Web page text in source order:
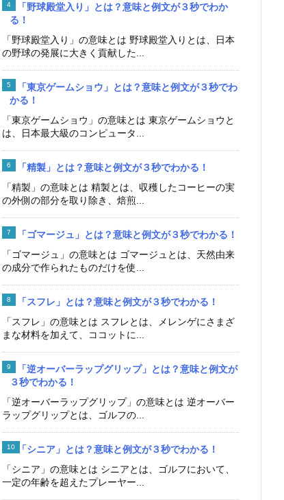
「野球殿堂入り」とは？意味と例文が３秒でわか
る！
「野球殿堂入り」の意味とは 野球殿堂入りとは、日本
の野球の発展に大きく貢献した...
「東京ゲームショウ」とは？意味と例文が３秒でわ
かる！
「東京ゲームショウ」の意味とは 東京ゲームショウと
は、日本最大級のコンピュータ...
「精製」とは？意味と例文が３秒でわかる！
「精製」の意味とは 精製とは、収穫したコーヒーの実
の外側の部分を取り除き、焙煎...
「ゴマージュ」とは？意味と例文が３秒でわかる！
「ゴマージュ」の意味とは ゴマージュとは、天然由来
の成分で作られたものだけを使...
「スフレ」とは？意味と例文が３秒でわかる！
「スフレ」の意味とは スフレとは、メレンゲにさまざ
まな材料を加えて、ココットに...
「逆オーバーラップグリップ」とは？意味と例文が
３秒でわかる！
「逆オーバーラップグリップ」の意味とは 逆オーバー
ラップグリップとは、ゴルフの...
「シニア」とは？意味と例文が３秒でわかる！
「シニア」の意味とは シニアとは、ゴルフにおいて、
一定の年齢を超えたプレーヤー...